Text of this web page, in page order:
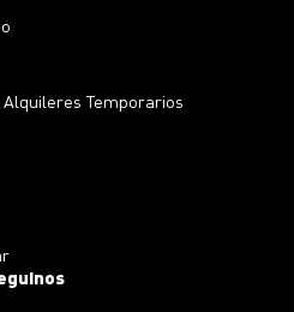
Temporarios